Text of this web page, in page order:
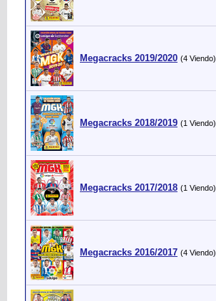
Megacracks 2019/2020 (4 Viendo)
Megacracks 2018/2019 (1 Viendo)
Megacracks 2017/2018 (1 Viendo)
Megacracks 2016/2017 (4 Viendo)